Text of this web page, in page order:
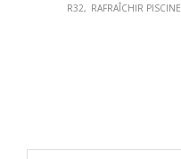
R32
RAFRAÎCHIR PISCINE